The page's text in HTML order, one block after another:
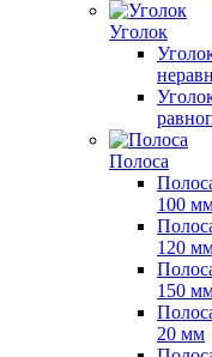
Уголок
Полоса
100
120
150
20 мм